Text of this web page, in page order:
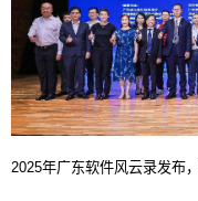
2025年广东软件风云录发布